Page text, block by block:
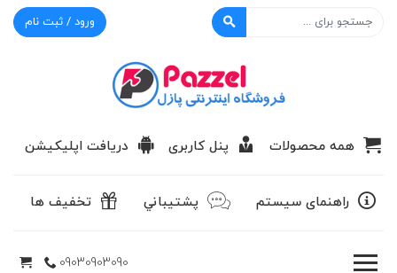
ورود / ثبت نام
همه محصولات پنل کاربری دریافت اپلیکیشن
راهنمای سیستم پشتيباني تخفیف ها
09030903090